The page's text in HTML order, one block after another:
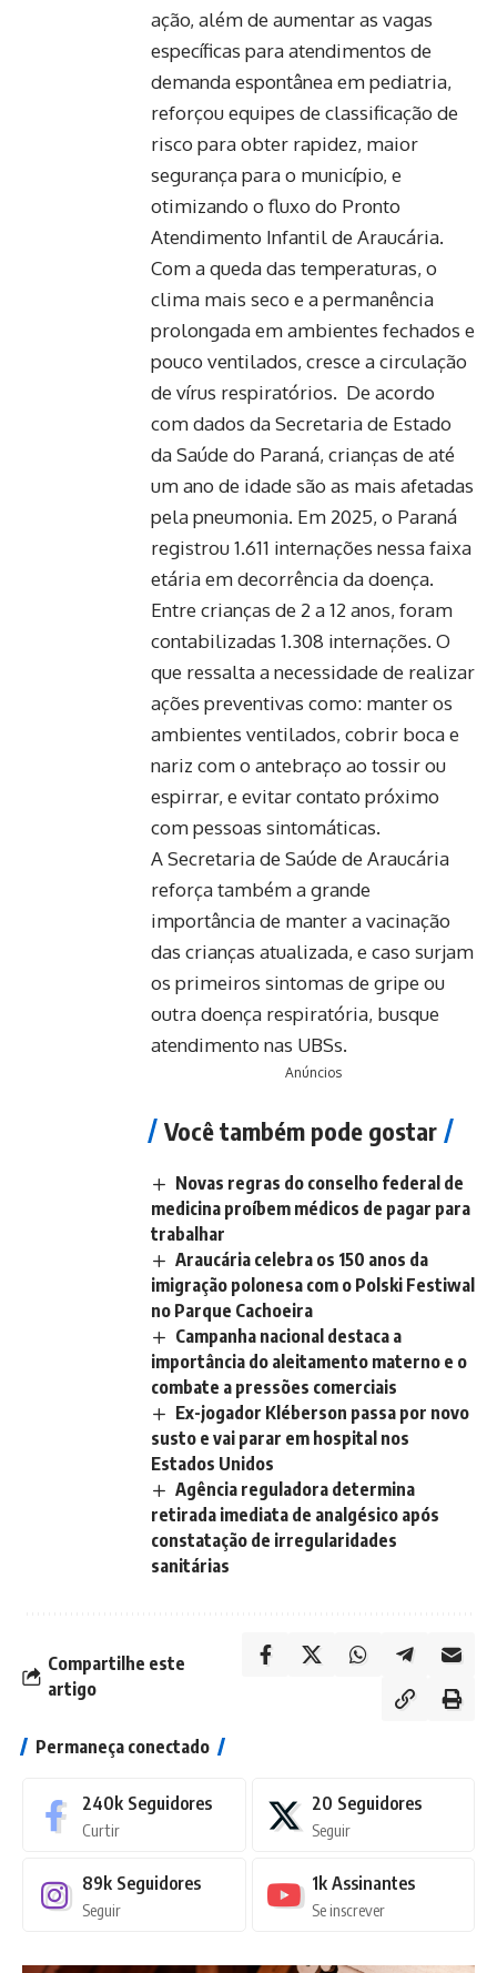
ação, além de aumentar as vagas
específicas para atendimentos de
demanda espontânea em pediatria,
reforçou equipes de classificação de
risco para obter rapidez, maior
segurança para o município, e
otimizando o fluxo do Pronto
Atendimento Infantil de Araucária.
Com a queda das temperaturas, o
clima mais seco e a permanência
prolongada em ambientes fechados e
pouco ventilados, cresce a circulação
de vírus respiratórios. De acordo
com dados da Secretaria de Estado
da Saúde do Paraná, crianças de até
um ano de idade são as mais afetadas
pela pneumonia. Em 2025, o Paraná
registrou 1.611 internações nessa faixa
etária em decorrência da doença.
Entre crianças de 2 a 12 anos, foram
contabilizadas 1.308 internações. O
que ressalta a necessidade de realizar
ações preventivas como: manter os
ambientes ventilados, cobrir boca e
nariz com o antebraço ao tossir ou
espirrar, e evitar contato próximo
com pessoas sintomáticas.
A Secretaria de Saúde de Araucária
reforça também a grande
importância de manter a vacinação
das crianças atualizada, e caso surjam
os primeiros sintomas de gripe ou
outra doença respiratória, busque
atendimento nas UBSs.
Anúncios
Você também pode gostar
Novas regras do conselho federal de
medicina proíbem médicos de pagar para
trabalhar
Araucária celebra os 150 anos da
imigração polonesa com o Polski Festiwal
no Parque Cachoeira
Campanha nacional destaca a
importância do aleitamento materno e o
combate a pressões comerciais
Ex-jogador Kléberson passa por novo
susto e vai parar em hospital nos
Estados Unidos
Agência reguladora determina
retirada imediata de analgésico após
constatação de irregularidades
sanitárias
Compartilhe este
artigo
Permaneça conectado
240k Seguidores
Curtir
20 Seguidores
Seguir
89k Seguidores
Seguir
1k Assinantes
Se inscrever